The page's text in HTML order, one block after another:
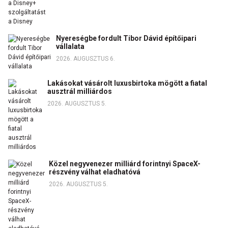
Nyereségbe fordult Tibor Dávid építőipari
vállalata
2026. AUGUSZTUS 6.
Lakásokat vásárolt luxusbirtoka mögött a fiatal
ausztrál milliárdos
2026. AUGUSZTUS 5.
Közel negyvenezer milliárd forintnyi SpaceX-
részvény válhat eladhatóvá
2026. AUGUSZTUS 5.